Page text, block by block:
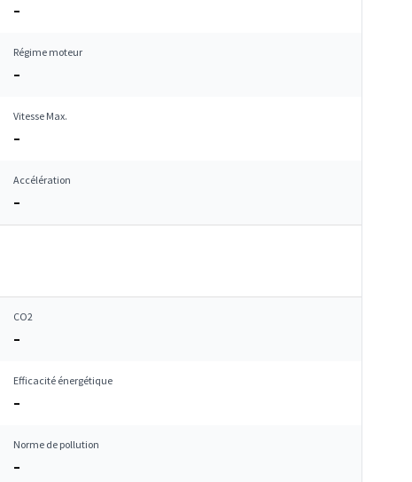
–
Régime moteur
–
Vitesse Max.
–
Accélération
–
CO2
–
Efficacité énergétique
–
Norme de pollution
–